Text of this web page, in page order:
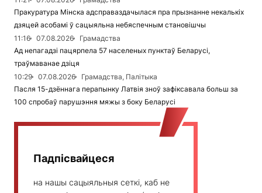
Пракуратура Мінска адсправаздачылася пра прызнанне некалькіх
дзяцей асобамі ў сацыяльна небяспечным становішчы
11:16
07.08.2026
Грамадства
Ад непагадзі пацярпела 57 населеных пунктаў Беларусі,
траўмаванае дзіця
10:29
07.08.2026
Грамадства, Палітыка
Пасля 15-дзённага перапынку Латвія зноў зафіксавала больш за
100 спробаў парушэння мяжы з боку Беларусі
Падпісвайцеся
на нашы сацыяльныя сеткі, каб не